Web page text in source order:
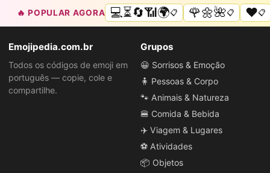
🔥 POPULAR AGORA 💻⏳🔄📶🌍📋 🌹🌼🌺📋 ❤️📋
Emojipedia.com.br
Todos os códigos de emoji em
português — copie, cole e
compartilhe.
Grupos
😀 Sorrisos & Emoção
🧍 Pessoas & Corpo
🐾 Animais & Natureza
🍔 Comida & Bebida
✈️ Viagem & Lugares
⚽ Atividades
📦 Objetos